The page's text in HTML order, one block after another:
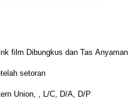
film Dibungkus dan Tas Anyaman
setoran
Union, , L/C, D/A, D/P